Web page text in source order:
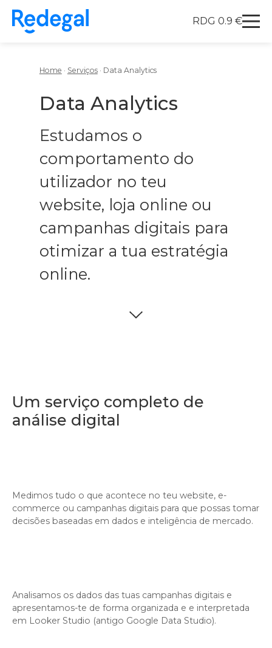
Skip to content
Redegal. Agencia de Marketing digital y desarrollo
RDG 0.9 €
Home · Serviços· Data Analytics
Data Analytics
Estudamos o
comportamento do
utilizador no teu
website, loja online ou
campanhas digitais para
otimizar a tua estratégia
online.
Um serviço completo de
análise digital
Medimos tudo o que acontece no teu website, e-
commerce ou campanhas digitais para que possas tomar
decisões baseadas em dados e inteligência de mercado.
Analisamos os dados das tuas campanhas digitais e
apresentamos-te de forma organizada e e interpretada
em Looker Studio (antigo Google Data Studio).